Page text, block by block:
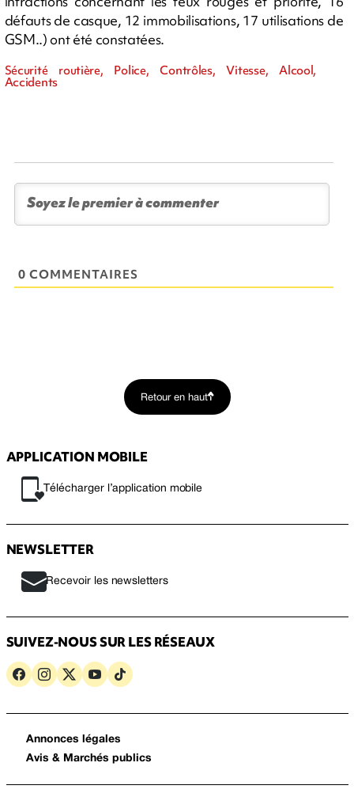
défauts de casque, 12 immobilisations, 17 utilisations de
GSM..) ont été constatées.
Sécurité routière, Police, Contrôles, Vitesse, Alcool,
Accidents
0 COMMENTAIRES
Retour en haut
APPLICATION MOBILE
Télécharger l’application mobile
NEWSLETTER
Recevoir les newsletters
SUIVEZ-NOUS SUR LES RÉSEAUX
Annonces légales
Avis & Marchés publics